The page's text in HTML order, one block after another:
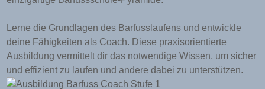
Lerne die Grundlagen des Barfusslaufens und entwickle
deine Fähigkeiten als Coach. Diese praxisorientierte
Ausbildung vermittelt dir das notwendige Wissen, um sicher
und effizient zu laufen und andere dabei zu unterstützen.